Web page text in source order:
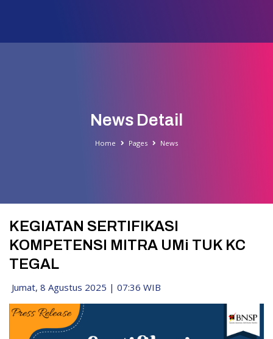
News Detail
Home Pages News
KEGIATAN SERTIFIKASI
KOMPETENSI MITRA UMi TUK KC
TEGAL
Jumat, 8 Agustus 2025 | 07:36 WIB